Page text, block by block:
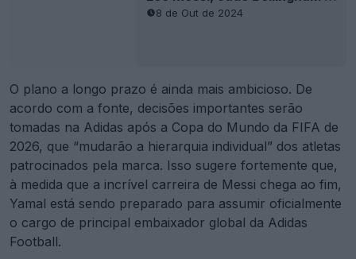
2026, que “mudarão a hierarquia individual” dos atletas
patrocinados pela marca. Isso sugere fortemente que,
à medida que a incrível carreira de Messi chega ao fim,
Yamal está sendo preparado para assumir oficialmente
o cargo de principal embaixador global da Adidas
Football.
Este é o próximo grande passo na rápida ascensão de
Yamal, que já se tornou um atleta oficial da Adidas com
seu próprio logotipo e